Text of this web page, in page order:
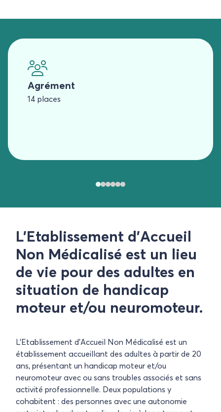
Agrément
14 places
L’Etablissement d’Accueil
Non Médicalisé est un lieu
de vie pour des adultes en
situation de handicap
moteur et/ou neuromoteur.
L’Etablissement d’Accueil Non Médicalisé est un
établissement accueillant des adultes à partir de 20
ans, présentant un handicap moteur et/ou
neuromoteur avec ou sans troubles associés et sans
activité professionnelle. Deux populations y
cohabitent : des personnes avec une autonomie